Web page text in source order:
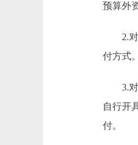
预算外
2.对预
付方式
3.对预
自行开
付。